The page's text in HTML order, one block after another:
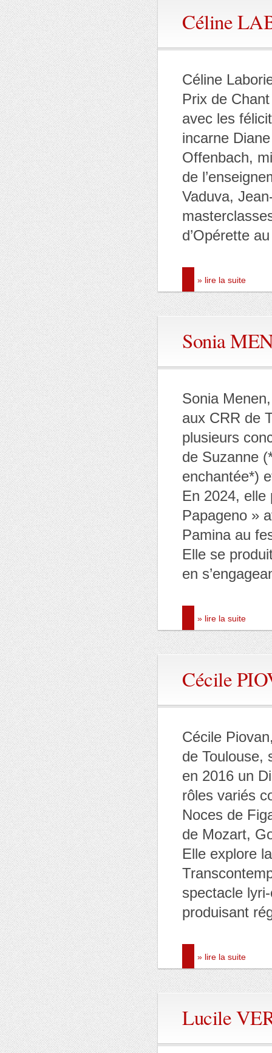
Céline
Céline
Prix de
avec les
incarne
Offenbach,
de
Vaduva,
d’Opérette
» lire la suite
Sonia
Sonia
aux CRR de
plusieurs
de Suzanne
enchantée*)
En 2024, elle
Papageno »
Pamina au
Elle se
en
» lire la suite
Cécile
Cécile
de Toulouse,
en 2016 un
rôles variés
Noces de
de Mozart,
Elle explore
spectacle
produisant
» lire la suite
Lucile